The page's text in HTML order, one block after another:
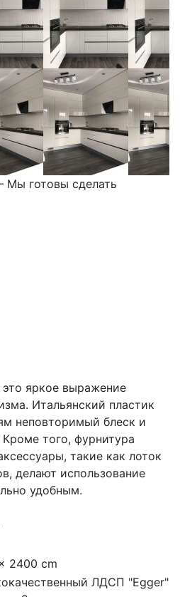
Мы готовы сделать
яркое выражение
Итальянский пластик
неповторимый блеск и
Кроме того, фурнитура
такие как лоток
делают использование
удобным.
2400 cm
ЛДСП "Egger"